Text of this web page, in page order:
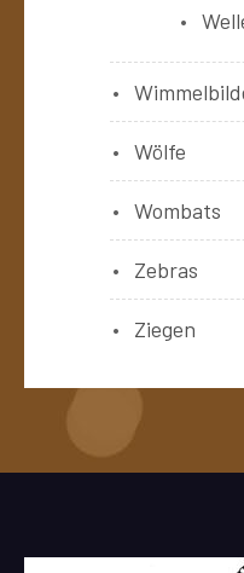
Wölfe
Wombats
Zebras
Ziegen